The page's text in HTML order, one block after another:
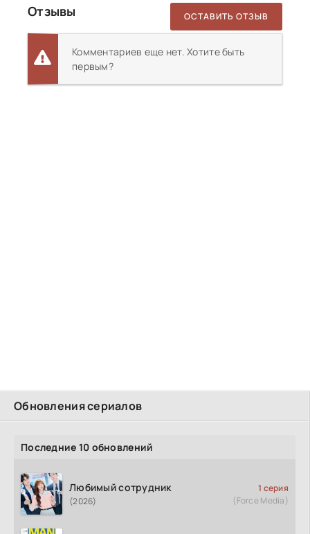
Обновления сериалов
Последние 10 обновлений
Любимый сотрудник
(2026)
1 серия
(Force Media)
Отзывы ОСТАВИТЬ ОТЗЫВ
Комментариев еще нет. Хотите быть
первым?